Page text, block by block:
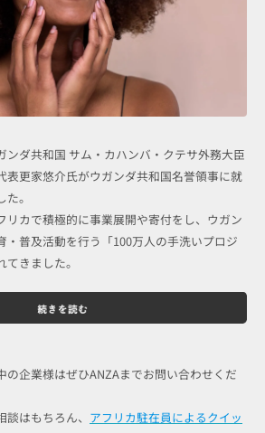
ンダ共和国 サム・カハンバ・クテサ外務大臣
表更家悠介氏がウガンダ共和国名誉領事に就
。
リカで積極的に事業展開や寄付をし、ウガン
・普及活動を行う「100万人の手洗いプロジ
きました。
の企業様はぜひANZAまでお問い合わせくだ
はもちろん、 アフリカ駐在員によるクイッ